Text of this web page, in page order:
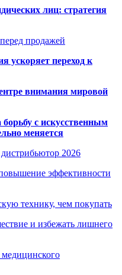
лиц: стратегия
продажей
ускоряет переход к
внимания мировой
с искусственным
меняется
2026
эффективности
технику, чем покупать
и избежать лишнего
медицинского